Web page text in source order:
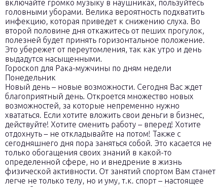
включайте громко музыку в наушниках, пользуйтесь
головными уборами. Велика вероятность подхватить
инфекцию, которая приведет к снижению слуха. Во
второй половине дня откажитесь от пеших прогулок,
полезней будет принять горизонтальное положение.
Это убережет от переутомления, так как утро и день
выдадутся насыщенными.
Гороскоп для Рака-мужчины по дням недели
Понедельник
Новый день – новые возможности. Сегодня Вас ждет
благоприятный день. Откроется множество новых
возможностей, за которые непременно нужно
хвататься. Если хотите вложить свои деньги в бизнес,
действуйте! Хотите сменить работу – вперед! Хотите
отдохнуть – не откладывайте на потом! Также с
сегодняшнего дня пора заняться собой. Это касается не
только обогащения своих знаний в какой-то
определенной сфере, но и внедрение в жизнь
физической активности. От занятий спортом Вам станет
легче не только телу, но и уму, т.к. спорт – настоящее